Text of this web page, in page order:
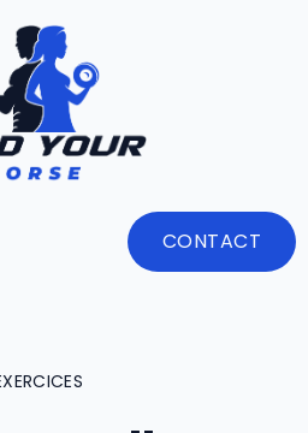
CONTACT